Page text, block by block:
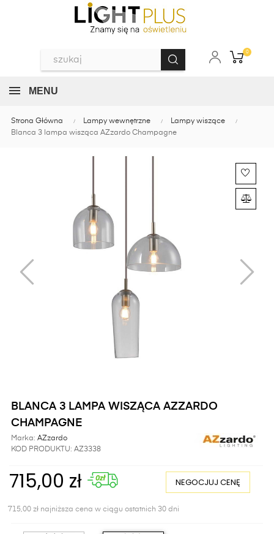
0
MENU
Strona Główna Lampy wewnętrzne
Lampy wiszące
Blanca 3 lampa wisząca AZzardo Champagne
BLANCA 3 LAMPA WISZĄCA AZZARDO
CHAMPAGNE
Marka: AZzardo
KOD PRODUKTU: AZ3338
715,00 zł NEGOCJUJ CENĘ
715,00 zł najniższa cena w ciągu ostatnich 30 dni